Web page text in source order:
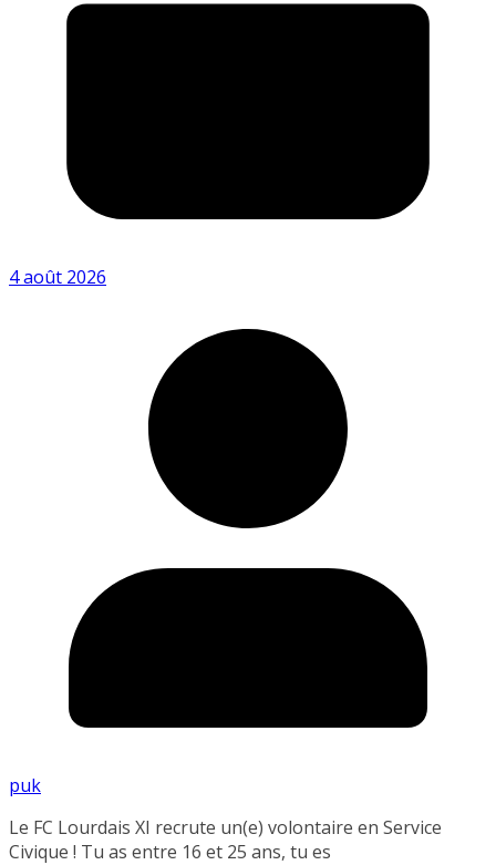
4 août 2026
puk
Le FC Lourdais XI recrute un(e) volontaire en Service
Civique ! Tu as entre 16 et 25 ans, tu es